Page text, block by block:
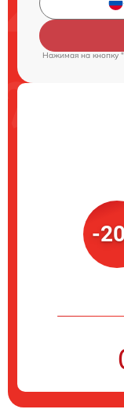
Нажимая на кнопку
-